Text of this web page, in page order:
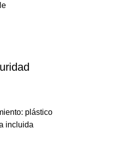
plástico
incluida